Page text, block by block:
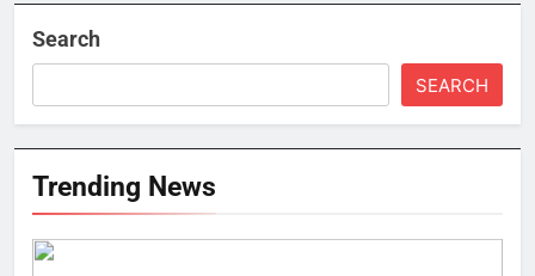
Search
SEARCH
Trending News